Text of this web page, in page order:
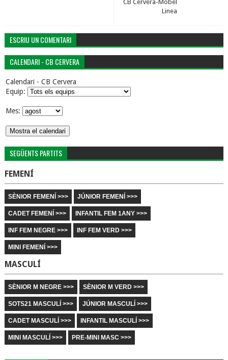
CB Cervera-Mobel
Linea
ESCRIU UN COMENTARI
CALENDARI - CB CERVERA
Calendari - CB Cervera
Equip:
Mes:
SEGÜENTS PARTITS
FEMENÍ
SÈNIOR FEMENÍ >>> JÚNIOR FEMENÍ >>>
CADET FEMENÍ >>> INFANTIL FEM 1ANY >>>
INF FEM NEGRE >>> INF FEM VERD >>>
MINI FEMENÍ >>>
MASCULÍ
SÈNIOR M NEGRE >>> SÈNIOR M VERD >>>
SOTS21 MASCULÍ >>> JÚNIOR MASCULÍ >>>
CADET MASCULÍ >>> INFANTIL MASCULÍ >>>
MINI MASCULÍ >>> PRE-MINI MASC >>>